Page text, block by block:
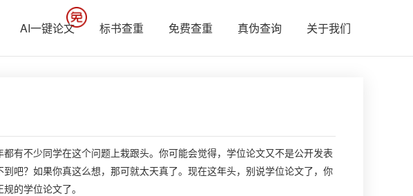
AI一键论文 标书查重 免费查重 真伪查询 关于我们
有不少同学在这个问题上栽跟头。你可能会觉得，学位论文又不是公开发表
吧？如果你真这么想，那可就太天真了。现在这年头，别说学位论文了，你
的学位论文了。